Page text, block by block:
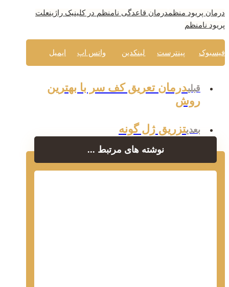
درمان پریود منظمدرمان قاعدگی نامنظم در کلینیک راژینعلت
پریود نامنظم
فیسبوک پینترست لینکدین واتس اپ ایمیل
قبلیدرمان تعریق کف سر با بهترین
روش
بعدیتزریق ژل گونه
نوشته های مرتبط ...